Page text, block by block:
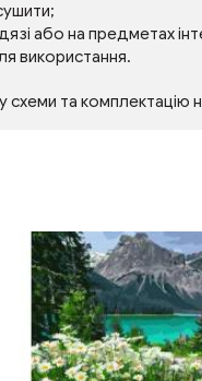
або на предметах
використання.
схеми та комплектацію